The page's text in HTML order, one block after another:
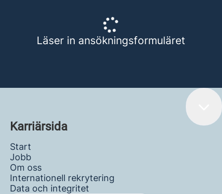
Läser in ansökningsformuläret
Karriärsida
Start
Jobb
Om oss
Internationell rekrytering
Data och integritet